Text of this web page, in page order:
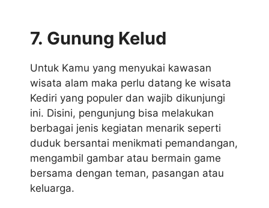
7. Gunung Kelud
Untuk Kamu yang menyukai kawasan
wisata alam maka perlu datang ke wisata
Kediri yang populer dan wajib dikunjungi
ini. Disini, pengunjung bisa melakukan
berbagai jenis kegiatan menarik seperti
duduk bersantai menikmati pemandangan,
mengambil gambar atau bermain game
bersama dengan teman, pasangan atau
keluarga.